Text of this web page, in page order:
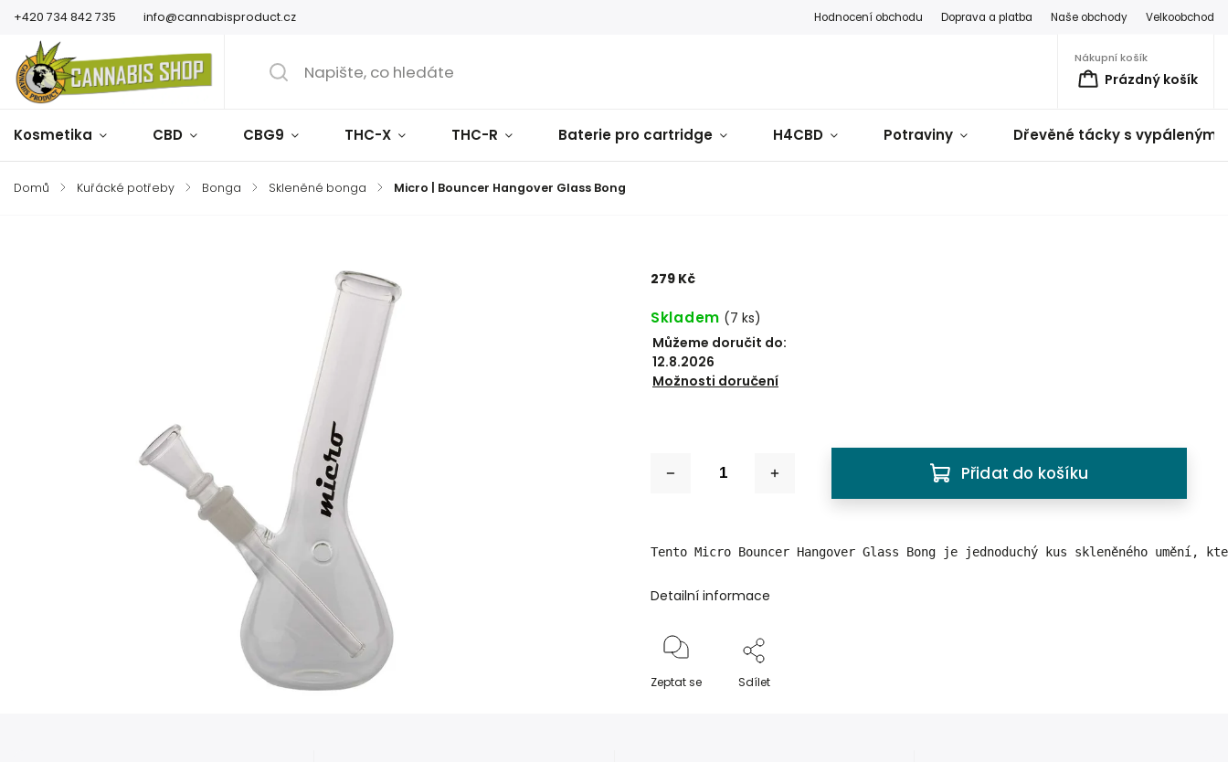
+420 734 842 735 info@cannabisproduct.cz Hodnocení obchodu Doprava a platba Naše obchody Velkoobchod
Nákupní košík
Prázdný košík
Kosmetika CBD CBG9 THC-X THC-R Baterie pro cartridge H4CBD Potraviny Dřevěné tácky s vypálenými
Domů / Kuřácké potřeby / Bonga / Skleněné bonga / Micro | Bouncer Hangover Glass Bong
279 Kč
Skladem (7 ks)
Můžeme doručit do:
12.8.2026
Možnosti doručení
Přidat do košíku
Tento Micro Bouncer Hangover Glass Bong je jednoduchý kus skleněného umění,
Detailní informace
Zeptat se Sdílet